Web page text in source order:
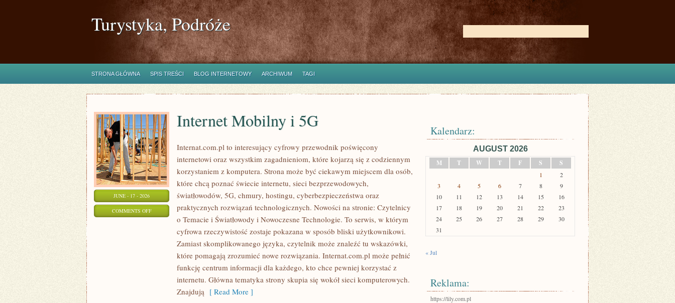
Turystyka, Podróże
STRONA GŁÓWNA SPIS TREŚCI BLOG INTERNETOWY ARCHIWUM TAGI
JUNE - 17 - 2026
COMMENTS OFFON
Internet Mobilny i 5G
Internat.com.pl to interesujący cyfrowy przewodnik poświęcony
internetowi oraz wszystkim zagadnieniom, które kojarzą się z codziennym
korzystaniem z komputera. Strona może być ciekawym miejscem dla osób,
które chcą poznać świecie internetu, sieci bezprzewodowych,
światłowodów, 5G, chmury, hostingu, cyberbezpieczeństwa oraz
praktycznych rozwiązań technologicznych. Nowości na stronie: Czytelnicy
o Temacie i Światłowody i Nowoczesne Technologie. To serwis, w którym
cyfrowa rzeczywistość zostaje pokazana w sposób bliski użytkownikowi.
Zamiast skomplikowanego języka, czytelnik może znaleźć tu wskazówki,
które pomagają zrozumieć nowe rozwiązania. Internat.com.pl może pełnić
funkcję centrum informacji dla każdego, kto chce pewniej korzystać z
internetu. Główna tematyka strony skupia się wokół sieci komputerowych.
Znajdują [ Read More ]
Kalendarz:
AUGUST 2026
M
T W T F S S
1
2
3
4 5 6 7 8
9
10
11 12 13 14 15
16
17
18 19 20 21 22
23
24
25 26 27 28 29
30
31
« Jul
Reklama:
https://lily.com.pl